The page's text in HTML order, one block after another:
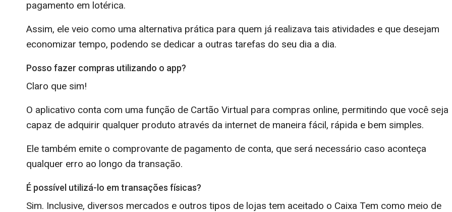
pagamento em lotérica.
Assim, ele veio como uma alternativa prática para quem já realizava tais atividades e que desejam
economizar tempo, podendo se dedicar a outras tarefas do seu dia a dia.
Posso fazer compras utilizando o app?
Claro que sim!
O aplicativo conta com uma função de Cartão Virtual para compras online, permitindo que você seja
capaz de adquirir qualquer produto através da internet de maneira fácil, rápida e bem simples.
Ele também emite o comprovante de pagamento de conta, que será necessário caso aconteça
qualquer erro ao longo da transação.
É possível utilizá-lo em transações físicas?
Sim. Inclusive, diversos mercados e outros tipos de lojas tem aceitado o Caixa Tem como meio de